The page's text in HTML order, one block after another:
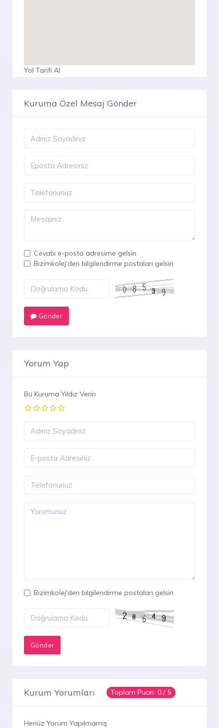
Yol Tarifi Al
Kuruma Özel Mesaj Gönder
Cevabı e-posta adresime gelsin
Bizimkolej'den bilgilendirme postaları gelsin
Gönder
Yorum Yap
Bu Kuruma Yıldız Verin
Bizimkolej'den bilgilendirme postaları gelsin
Kurum Yorumları Toplam Puan:0 / 5
Henüz Yorum Yapılmamış